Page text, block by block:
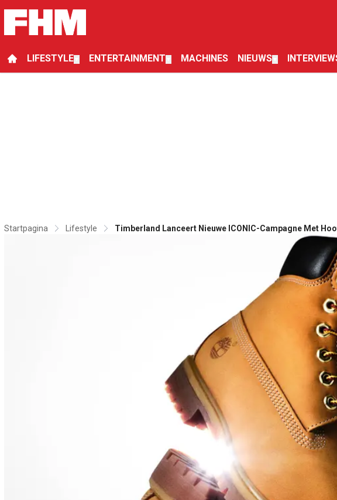
LIFESTYLE ENTERTAINMENT MACHINES NIEUWS
Startpagina Lifestyle Timberland Lanceert Nieuwe ICONIC-Campagne Met